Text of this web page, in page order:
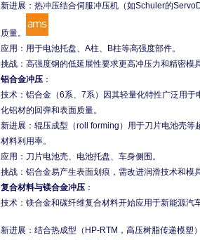
新进展：热冲压结合伺服冲压机（如Schuler的
质量。
应用：用于电池托盘、A柱、B柱等高强度部件。
挑战：高强度钢的低延展性要求更高冲压力和精密模
铝合金冲压 ：
技术：铝合金（6系、7系）因其轻量化特性广泛用
化铝材的回弹和表面质量。
新进展：辊压成型（roll forming）用于刀片电池壳
材料利用率。
应用：刀片电池壳、电池托盘、车身侧围。
挑战：铝合金易产生表面划痕，需改进润滑技术和模
复合材料与镁合金冲压 ：
技术：镁合金和碳纤维复合材料开始应用于新能源汽
新进展：结合热成型（HP-RTM，高压树脂传递模塑